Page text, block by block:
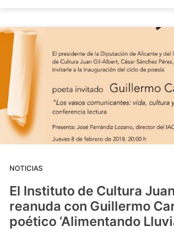
NOTICIAS
El Instituto de Cultura
reanuda con Guillermo
poético ‘Alimentando